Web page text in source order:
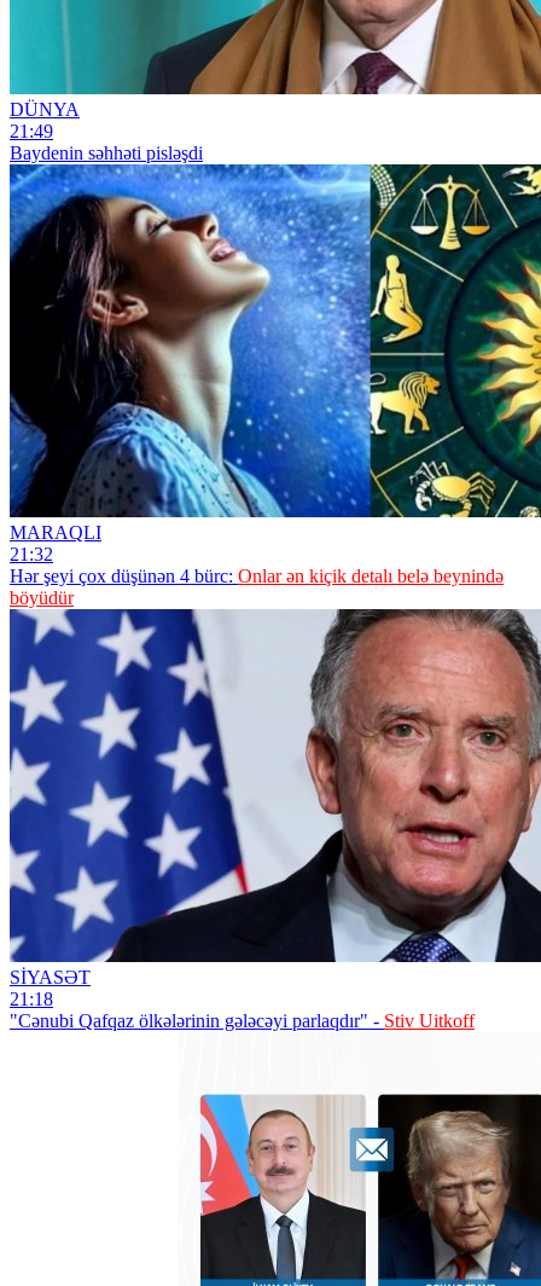
DÜNYA
21:49
Baydenin səhhəti pisləşdi
MARAQLI
21:32
Hər şeyi çox düşünən 4 bürc: Onlar ən kiçik detalı belə beynində
böyüdür
SİYASƏT
21:18
"Cənubi Qafqaz ölkələrinin gələcəyi parlaqdır" - Stiv Uitkoff